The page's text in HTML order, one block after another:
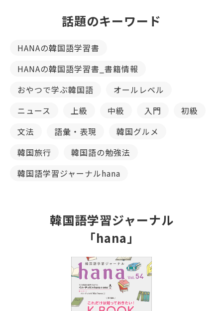
話題のキーワード
HANAの韓国語学習書
HANAの韓国語学習書_書籍情報
おやつで学ぶ韓国語
オールレベル
ニュース
上級 中級 入門
初級
文法
語彙・表現
韓国グルメ
韓国旅行
韓国語の勉強法
韓国語学習ジャーナルhana
韓国語学習ジャーナル
「hana」